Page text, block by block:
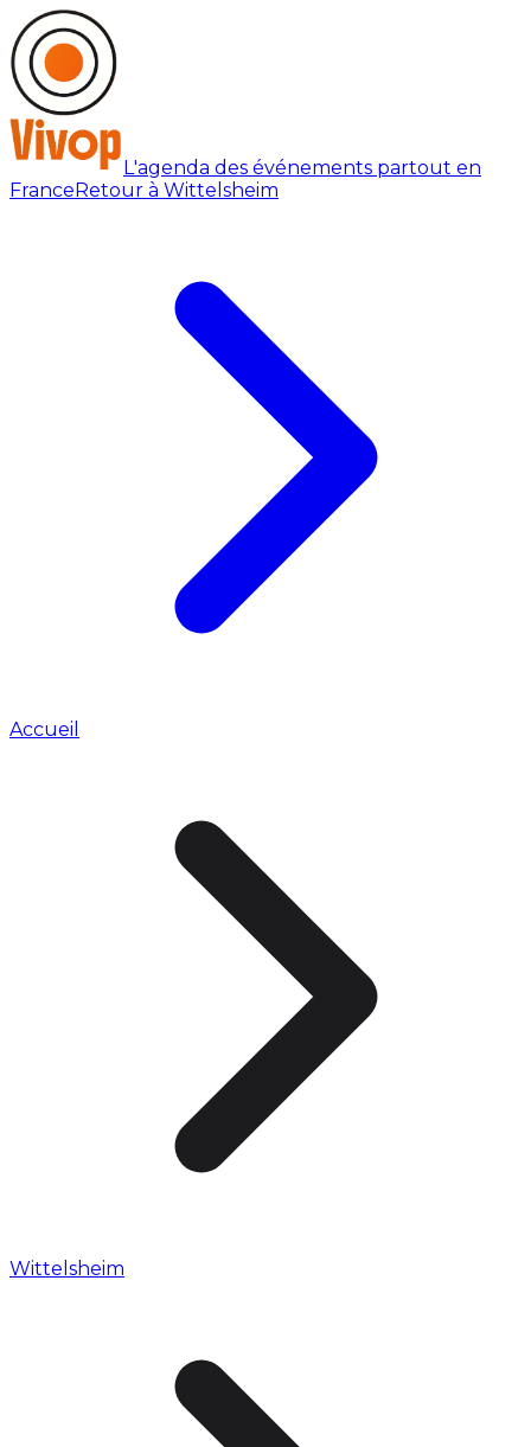
L'agenda des événements partout en
FranceRetour à Wittelsheim
Accueil
Wittelsheim